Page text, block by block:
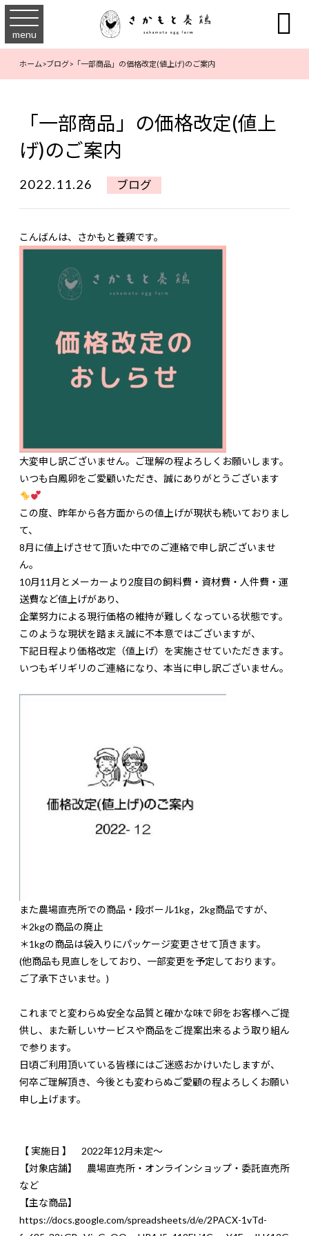
menu 
ホーム>ブログ> 「一部商品」の価格改定(値上げ)のご案内
「一部商品」の価格改定(値上
げ)のご案内
2022.11.26 ブログ
こんばんは、さかもと養鶏です。
大変申し訳ございません。ご理解の程よろしくお願いします。
いつも白鳳卵をご愛顧いただき、誠にありがとうございます
この度、昨年から各方面からの値上げが現状も続いておりまし
て、
8月に値上げさせて頂いた中でのご連絡で申し訳ございませ
ん。
10月11月とメーカーより2度目の飼料費・資材費・人件費・運
送費など値上げがあり、
企業努力による現行価格の維持が難しくなっている状態です。
このような現状を踏まえ誠に不本意ではございますが、
下記日程より価格改定（値上げ）を実施させていただきます。
いつもギリギリのご連絡になり、本当に申し訳ございません。
また農場直売所での商品・段ボール1kg，2kg商品ですが、
＊2kgの商品の廃止
＊1kgの商品は袋入りにパッケージ変更させて頂きます。
(他商品も見直しをしており、一部変更を予定しております。
ご了承下さいませ。)
これまでと変わらぬ安全な品質と確かな味で卵をお客様へご提
供し、また新しいサービスや商品をご提案出来るよう取り組ん
で参ります。
日頃ご利用頂いている皆様にはご迷惑おかけいたしますが、
何卒ご理解頂き、今後とも変わらぬご愛顧の程よろしくお願い
申し上げます。
【 実施日 】 2022年12月未定～
【対象店舗】 農場直売所・オンラインショップ・委託直売所
など
【主な商品】
https://docs.google.com/spreadsheets/d/e/2PACX-1vTd-